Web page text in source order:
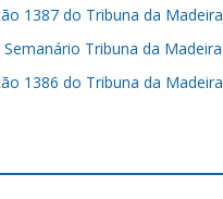
1387 do Tribuna da Madeira
Semanário Tribuna da Madeira
1386 do Tribuna da Madeira